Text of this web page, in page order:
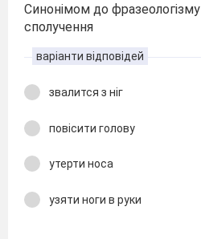
Синонімом до фразеологізму
сполучення
варіанти відповідей
звалится з ніг
повісити голову
утерти носа
узяти ноги в руки